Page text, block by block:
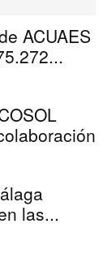
ACUAES
las...